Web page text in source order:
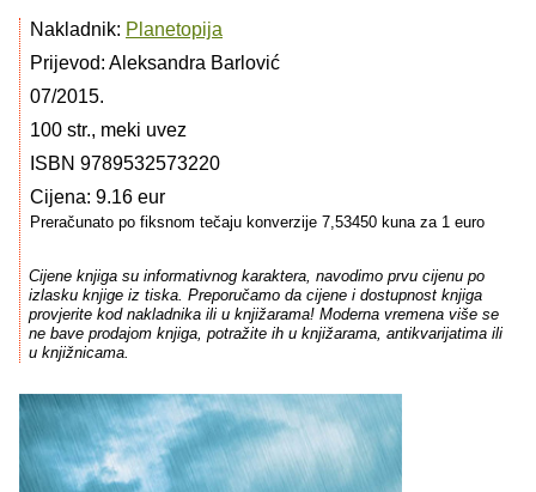
Nakladnik: Planetopija
Prijevod: Aleksandra Barlović
07/2015.
100 str., meki uvez
ISBN 9789532573220
Cijena: 9.16 eur
Preračunato po fiksnom tečaju konverzije 7,53450 kuna za 1 euro
Cijene knjiga su informativnog karaktera, navodimo prvu cijenu po
izlasku knjige iz tiska. Preporučamo da cijene i dostupnost knjiga
provjerite kod nakladnika ili u knjižarama! Moderna vremena više se
ne bave prodajom knjiga, potražite ih u knjižarama, antikvarijatima ili
u knjižnicama.